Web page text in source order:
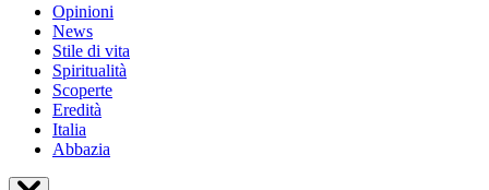
Opinioni
News
Stile di vita
Spiritualità
Scoperte
Eredità
Italia
Abbazia